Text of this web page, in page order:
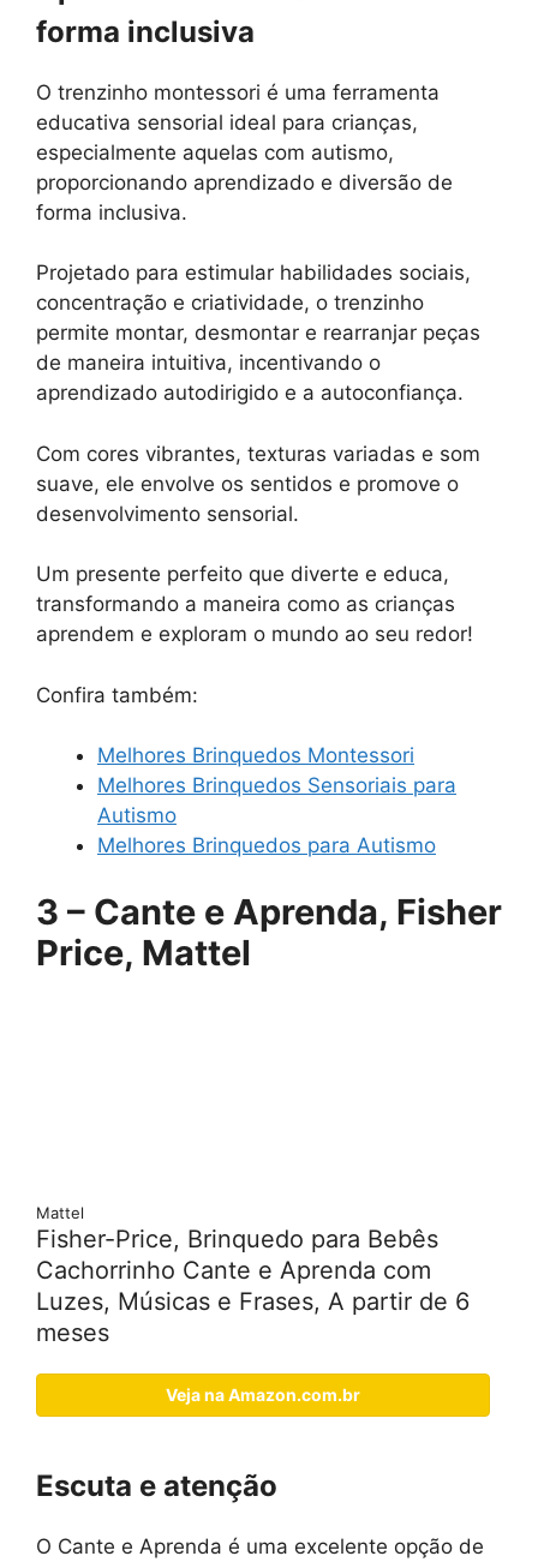
forma inclusiva
O trenzinho montessori é uma ferramenta
educativa sensorial ideal para crianças,
especialmente aquelas com autismo,
proporcionando aprendizado e diversão de
forma inclusiva.
Projetado para estimular habilidades sociais,
concentração e criatividade, o trenzinho
permite montar, desmontar e rearranjar peças
de maneira intuitiva, incentivando o
aprendizado autodirigido e a autoconfiança.
Com cores vibrantes, texturas variadas e som
suave, ele envolve os sentidos e promove o
desenvolvimento sensorial.
Um presente perfeito que diverte e educa,
transformando a maneira como as crianças
aprendem e exploram o mundo ao seu redor!
Confira também:
Melhores Brinquedos Montessori
Melhores Brinquedos Sensoriais para
Autismo
Melhores Brinquedos para Autismo
3 – Cante e Aprenda, Fisher
Price, Mattel
Mattel
Fisher-Price, Brinquedo para Bebês
Cachorrinho Cante e Aprenda com
Luzes, Músicas e Frases, A partir de 6
meses
Veja na Amazon.com.br
Escuta e atenção
O Cante e Aprenda é uma excelente opção de